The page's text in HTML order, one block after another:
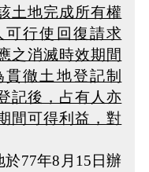
土地完成所有權
行使回復請求
之消滅時效期間
徹土地登記制
記後，占有人亦
間可得利益，對
77年8月15日辦